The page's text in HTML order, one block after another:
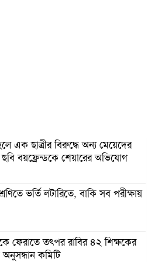
এক ছাত্রীর বিরুদ্ধে অন্য মেয়েদের
বয়ফ্রেন্ডকে শেয়ারের অভিযোগ
ভর্তি লটারিতে, বাকি সব পরীক্ষায়
ফেরাতে তৎপর রাবির ৪২ শিক্ষকের
অনুসন্ধান কমিটি